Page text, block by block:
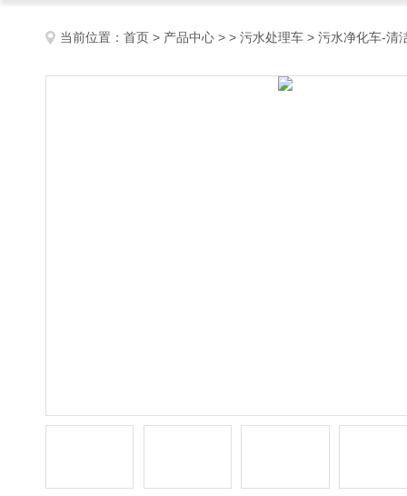
当前位置： 首页 > 产品中心 > > 污水处理车 > 污水净化车-清